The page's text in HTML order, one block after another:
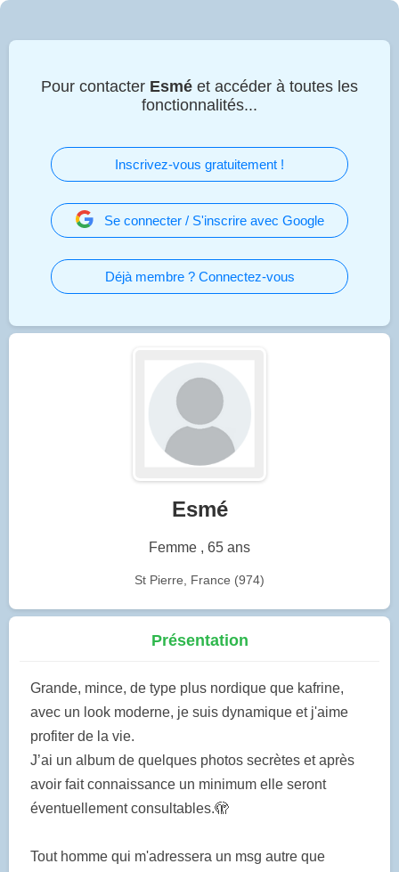
Pour contacter Esmé et accéder à toutes les
fonctionnalités...
Inscrivez-vous gratuitement !
Se connecter / S'inscrire avec Google
Déjà membre ? Connectez-vous
Esmé
Femme , 65 ans
St Pierre, France (974)
Présentation
Grande, mince, de type plus nordique que kafrine,
avec un look moderne, je suis dynamique et j'aime
profiter de la vie.
J’ai un album de quelques photos secrètes et après
avoir fait connaissance un minimum elle seront
éventuellement consultables.🫣
Tout homme qui m'adressera un msg autre que